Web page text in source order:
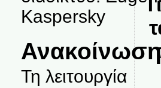
Kaspersky
Ανακοίνωση
Τη λειτουργία